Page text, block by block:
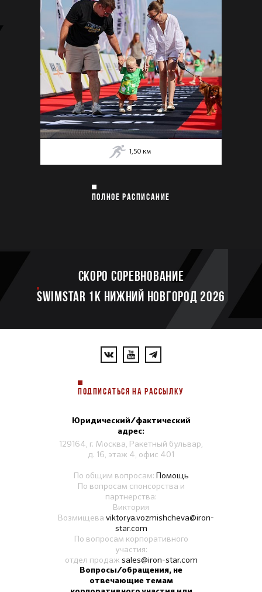
1,50 км
ПОЛНОЕ РАСПИСАНИЕ
Скоро соревнование
SWIMSTAR 1K НИЖНИЙ НОВГОРОД 2026
ПОДПИСАТЬСЯ НА РАССЫЛКУ
Юридический/фактический
адрес:
129164, г. Москва, Ракетный бульвар,
д. 16, этаж 4, офис 401
По общим вопросам: Помощь
По вопросам спонсорства и
партнерства:
Виктория
Возмищева viktorya.vozmishcheva@iron-
star.com
По вопросам корпоративного
участия:
отдел продаж sales@iron-star.com
Вопросы/обращения, не
отвечающие темам